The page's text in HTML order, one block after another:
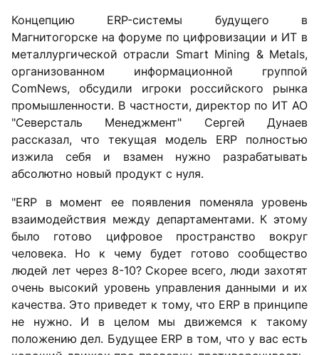
Концепцию ERP-системы будущего в
Магнитогорске на форуме по цифровизации и ИТ в
металлургической отрасли Smart Mining & Metals,
организованном информационной группой
ComNews, обсудили игроки российского рынка
промышленности. В частности, директор по ИТ АО
"Северсталь Менеджмент" Сергей Дунаев
рассказал, что текущая модель ERP полностью
изжила себя и взамен нужно разрабатывать
абсолютно новый продукт с нуля.
"ERP в момент ее появления поменяла уровень
взаимодействия между департаментами. К этому
было готово цифровое пространство вокруг
человека. Но к чему будет готово сообщество
людей лет через 8-10? Скорее всего, люди захотят
очень высокий уровень управления данными и их
качества. Это приведет к тому, что ERP в принципе
не нужно. И в целом мы движемся к такому
положению дел. Будущее ERP в том, что у вас есть